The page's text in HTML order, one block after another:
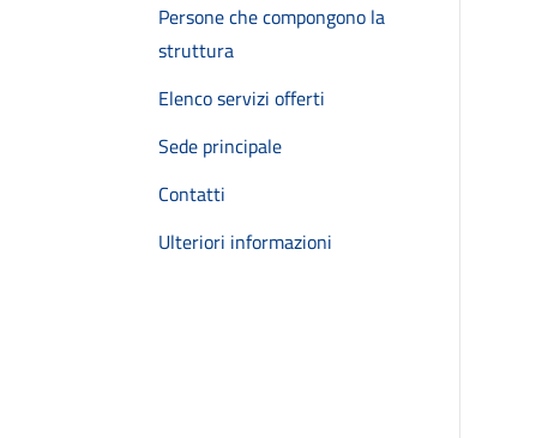
Persone che compongono la
struttura
Elenco servizi offerti
Sede principale
Contatti
Ulteriori informazioni